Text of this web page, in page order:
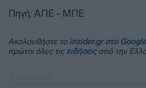
Πηγή: ΑΠΕ - ΜΠΕ
Ακολουθήστε το insider.gr στο
πρώτοι όλες τις ειδήσειςαπό την